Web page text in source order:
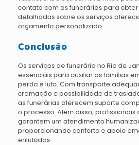
contato com as funerárias para
detalhadas sobre os serviços
orçamento personalizado.
Conclusão
Os serviços de funerária no Rio de
essenciais para auxiliar as famílias
perda e luto. Com transporte
cremação e possibilidade de
as funerárias oferecem suporte
o processo. Além disso, profissionais
garantem um atendimento
proporcionando conforto e apoio
enlutadas.